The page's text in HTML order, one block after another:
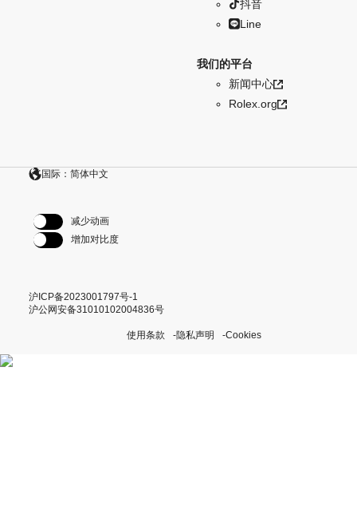
抖音
Line
我们的平台
新闻中心
Rolex.org
国际：简体中文
减少动画
增加对比度
沪ICP备2023001797号-1
沪公网安备31010102004836号
使用条款 隐私声明 Cookies